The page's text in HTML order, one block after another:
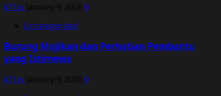
k71zv January 9, 2026 0
Uncategorized
Burung Majikan dan Perhatian Pembantu
yang Istimewa
k71zv January 9, 2026 0